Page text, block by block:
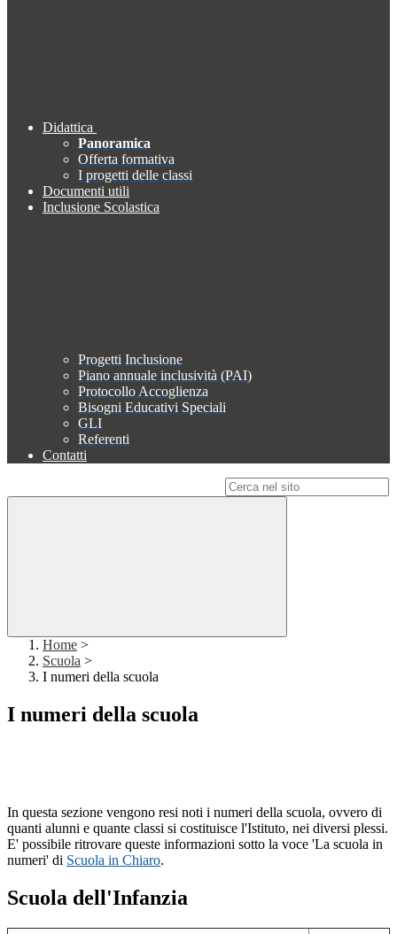
Didattica
Panoramica
Offerta formativa
I progetti delle classi
Documenti utili
Inclusione Scolastica
Progetti Inclusione
Piano annuale inclusività (PAI)
Protocollo Accoglienza
Bisogni Educativi Speciali
GLI
Referenti
Contatti
Home >
Scuola >
I numeri della scuola
I numeri della scuola
In questa sezione vengono resi noti i numeri della scuola, ovvero di
quanti alunni e quante classi si costituisce l'Istituto, nei diversi plessi.
E' possibile ritrovare queste informazioni sotto la voce 'La scuola in
numeri' di Scuola in Chiaro.
Scuola dell'Infanzia